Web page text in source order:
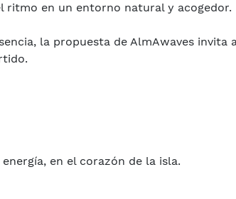
ritmo en un entorno natural y acogedor.
la propuesta de AlmAwaves
en el corazón de la isla.